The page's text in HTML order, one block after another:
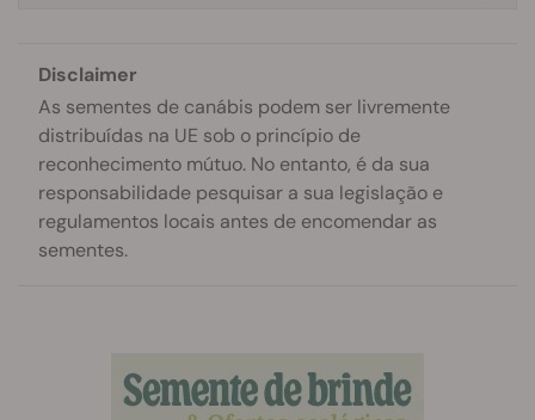
Disclaimer
As sementes de canábis podem ser livremente
distribuídas na UE sob o princípio de
reconhecimento mútuo. No entanto, é da sua
responsabilidade pesquisar a sua legislação e
regulamentos locais antes de encomendar as
sementes.